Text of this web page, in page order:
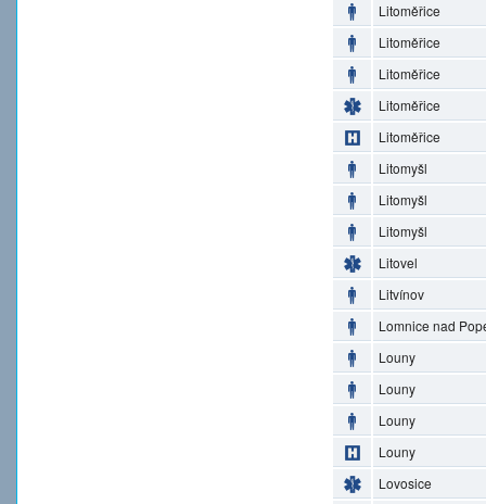
Litoměřice
Litoměřice
Litoměřice
Litoměřice
Litoměřice
Litomyšl
Litomyšl
Litomyšl
Litovel
Litvínov
Lomnice nad
Louny
Louny
Louny
Louny
Lovosice